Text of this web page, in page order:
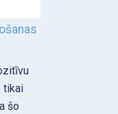
tikai
šo